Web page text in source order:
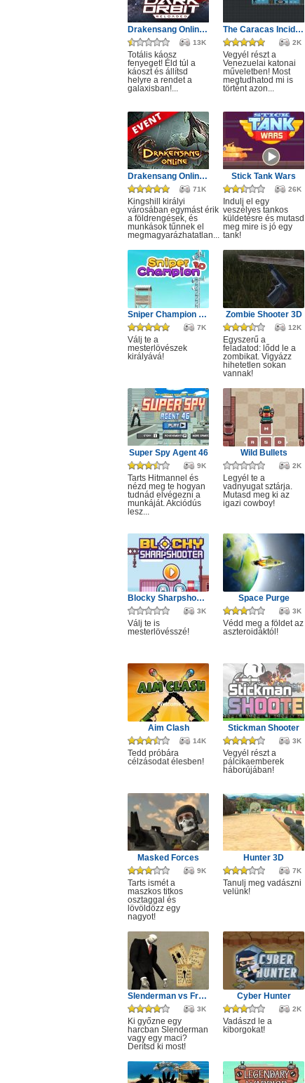
Drakensang Online - Protegit zűrzavar
13K
Totális káosz
fenyeget! Éld túl a
káoszt és állítsd
helyre a rendet a
galaxisban!...
The Caracas Incident
2K
Vegyél részt a
Venezuelai katonai
műveletben! Most
megtudhatod mi is
történt azon...
Drakensang Online - Kingshill férges csatornái
71K
Kingshill királyi
városában egymást érik
a földrengések, és
munkások tűnnek el
megmagyarázhatatlan...
Stick Tank Wars
26K
Indulj el egy
veszélyes tankos
küldetésre és mutasd
meg mire is jó egy
tank!
Sniper Champion 3D
7K
Válj te a
mesterlövészek
királyává!
Zombie Shooter 3D
12K
Egyszerű a
feladatod: lődd le a
zombikat. Vigyázz
hihetetlen sokan
vannak!
Super Spy Agent 46
9K
Tarts Hitmannel és
nézd meg te hogyan
tudnád elvégezni a
munkáját. Akciódús
lesz...
Wild Bullets
2K
Legyél te a
vadnyugat sztárja.
Mutasd meg ki az
igazi cowboy!
Blocky Sharpshooter
3K
Válj te is
mesterlövésszé!
Space Purge
3K
Védd meg a földet az
aszteroidáktól!
Aim Clash
14K
Tedd próbára
célzásodat élesben!
Stickman Shooter
3K
Vegyél részt a
pálcikaemberek
háborújában!
Masked Forces
9K
Tarts ismét a
maszkos titkos
osztaggal és
lövöldözz egy
nagyot!
Hunter 3D
7K
Tanulj meg vadászni
velünk!
Slenderman vs Freddy the Fazbear
3K
Ki győzne egy
harcban Slenderman
vagy egy maci?
Derítsd ki most!
Cyber Hunter
2K
Vadászd le a
kiborgokat!